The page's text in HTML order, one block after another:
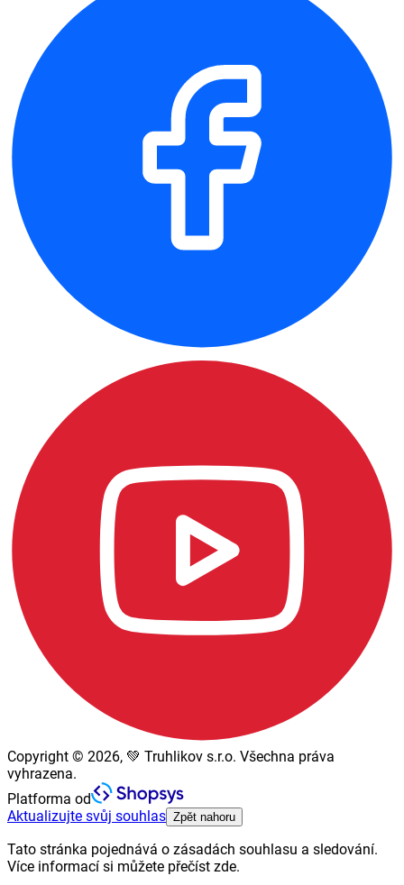
Copyright © 2026, 💚 Truhlikov s.r.o. Všechna práva
vyhrazena.
Platforma od
Aktualizujte svůj souhlas Zpět nahoru
Tato stránka pojednává o zásadách souhlasu a sledování.
Více informací si můžete přečíst zde.